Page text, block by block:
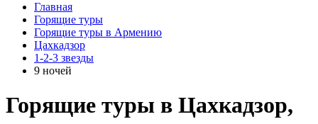
Главная
Горящие туры
Горящие туры в Армению
Цахкадзор
1-2-3 звезды
9 ночей
Горящие туры в Цахкадзор,